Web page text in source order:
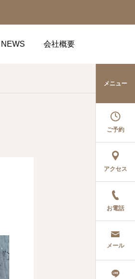
NEWS 会社概要
メニュー
ご予約
アクセス
お電話
メール